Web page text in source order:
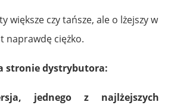
większe czy tańsze, ale o lżejszy w
naprawdę ciężko.
stronie dystrybutora:
jednego z najlżejszych